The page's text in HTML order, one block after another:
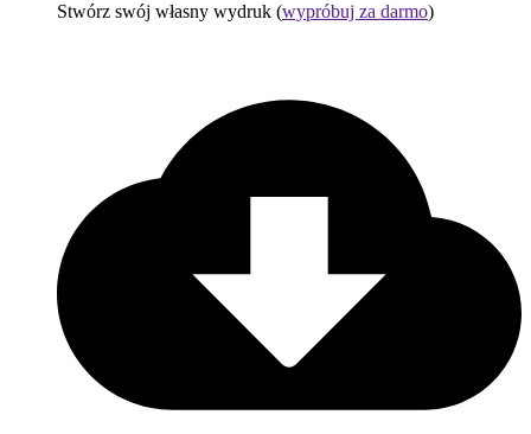
Stwórz swój własny wydruk (wypróbuj za darmo)